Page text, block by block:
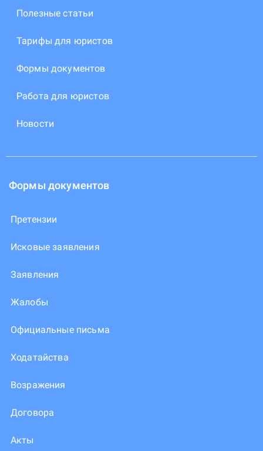
Полезные статьи
Тарифы для юристов
Формы документов
Работа для юристов
Новости
Формы документов
Претензии
Исковые заявления
Заявления
Жалобы
Официальные письма
Ходатайства
Возражения
Договора
Акты